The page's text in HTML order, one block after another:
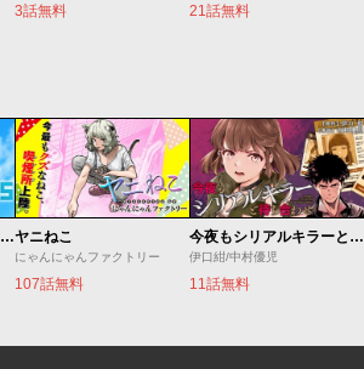
3話無料 21話無料
魔法少女リリカルなのは EXCEEDSヤニねこ
にゃんにゃんファクトリー
107話無料
今夜もシリアルキラーと待ち合わせ
伊口紺/中村優児
11話無料